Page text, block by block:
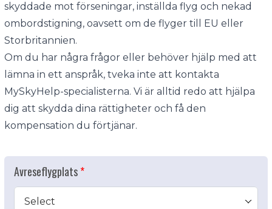
skyddade mot förseningar, inställda flyg och nekad
ombordstigning, oavsett om de flyger till EU eller
Storbritannien.
Om du har några frågor eller behöver hjälp med att
lämna in ett anspråk, tveka inte att kontakta
MySkyHelp-specialisterna. Vi är alltid redo att hjälpa
dig att skydda dina rättigheter och få den
kompensation du förtjänar.
Avreseflygplats
Select